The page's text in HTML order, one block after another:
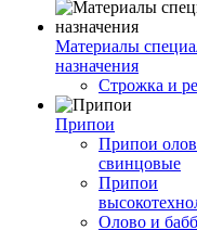
Материалы
назначения
Строжка и
Припои
Припои
свинцовые
Припои
Олово и